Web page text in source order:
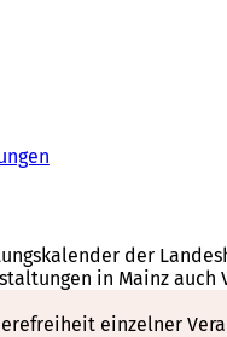
der
in Mainz
einzelner